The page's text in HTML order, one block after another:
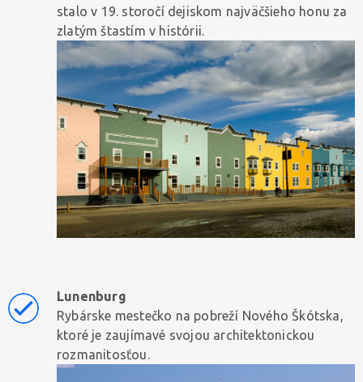
stalo v 19. storočí dejiskom najväčšieho honu za
zlatým štastím v histórii.
Lunenburg
Rybárske mestečko na pobreží Nového Škótska,
ktoré je zaujímavé svojou architektonickou
rozmanitosťou.